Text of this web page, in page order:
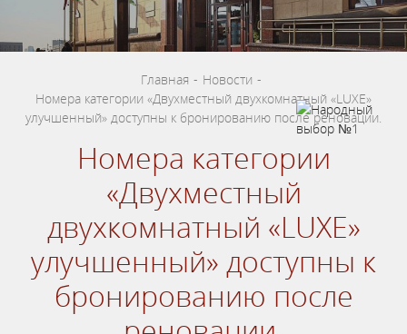
Главная - Новости -
Номера категории «Двухместный двухкомнатный «LUXE»
улучшенный» доступны к бронированию после реновации.
Номера категории
«Двухместный
двухкомнатный «LUXE»
улучшенный» доступны к
бронированию после